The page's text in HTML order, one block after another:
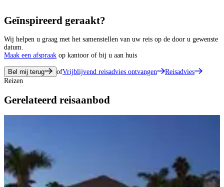
Geïnspireerd geraakt?
Wij helpen u graag met het samenstellen van uw reis op de door u gewenste
datum.
Maak een afspraak op kantoor of bij u aan huis
Bel mij terug ofVrijblijvend reisadvies ontvangen
Reisadvies
Reizen
Gerelateerd reisaanbod